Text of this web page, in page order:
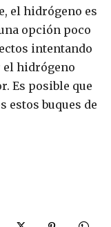
el hidrógeno es
opción poco
intentando
el hidrógeno
Es posible que
estos buques de